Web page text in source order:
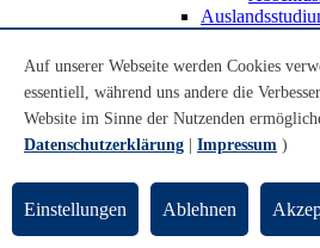
WoC
TnL
Auf unserer Webseite werden Cookies
essentiell, während uns andere die
Website im Sinne der Nutzenden
Datenschutzerklärung
Impressum )
Einstellungen Ablehnen